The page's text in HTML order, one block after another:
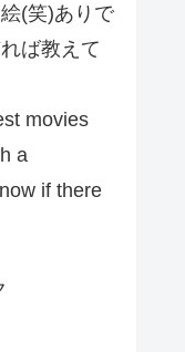
(笑)ありで
ば教えて
movies
a
if there